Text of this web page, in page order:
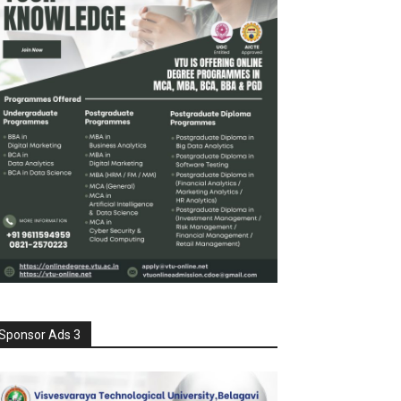
Ads 3